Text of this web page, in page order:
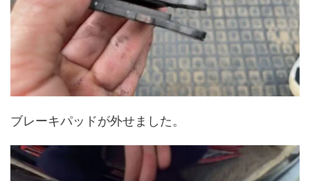
ブレーキパッドが外せました。